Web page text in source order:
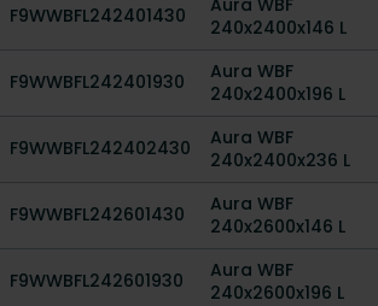
F9WWBFL242401430
Aura WBF
240x2400x146 L
F9WWBFL242401930
Aura WBF
240x2400x196 L
F9WWBFL242402430
Aura WBF
240x2400x236 L
F9WWBFL242601430
Aura WBF
240x2600x146 L
F9WWBFL242601930
Aura WBF
240x2600x196 L